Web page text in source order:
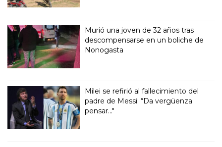
Murió una joven de 32 años tras
descompensarse en un boliche de
Nonogasta
Milei se refirió al fallecimiento del
padre de Messi: “Da vergüenza
pensar..."